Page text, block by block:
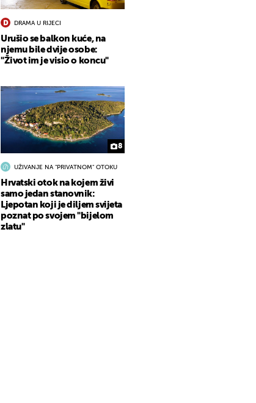
DRAMA U RIJECI
Urušio se balkon kuće, na
njemu bile dvije osobe:
"Život im je visio o koncu"
8
UŽIVANJE NA "PRIVATNOM" OTOKU
Hrvatski otok na kojem živi
samo jedan stanovnik:
Ljepotan koji je diljem svijeta
poznat po svojem "bijelom
zlatu"